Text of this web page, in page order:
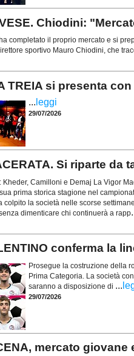
Chiodini:
completato il proprio mercato e si
sportivo Mauro Chiodini, che
TREIA si presenta
... leggi
29/07/2026
Si riparte da
Kheder, Camilloni e Demaj La Vigor
prima storica stagione nel
colpito la società nelle scorse
dimenticare chi continuerà a rapp
conferma la
Prosegue la costruzione della
Prima Categoria. La società
saranno a disposizione di ...
29/07/2026
mercato